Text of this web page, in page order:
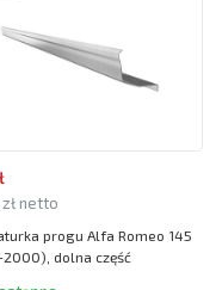
netto
progu Alfa Romeo 145
dolna część